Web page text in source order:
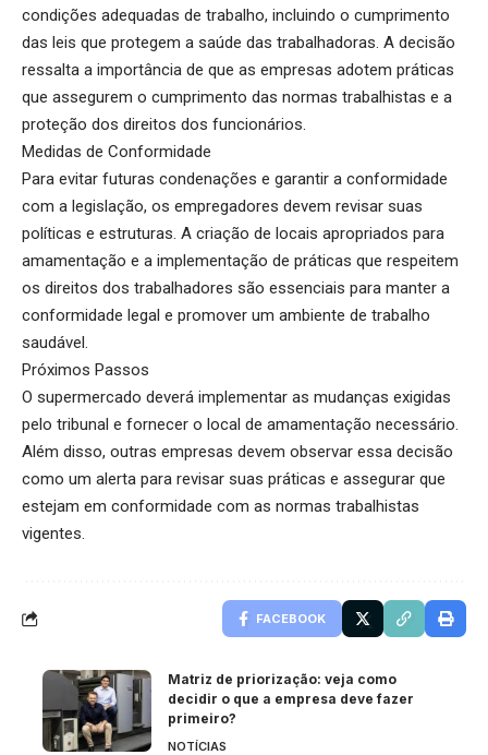
condições adequadas de trabalho, incluindo o cumprimento
das leis que protegem a saúde das trabalhadoras. A decisão
ressalta a importância de que as empresas adotem práticas
que assegurem o cumprimento das normas trabalhistas e a
proteção dos direitos dos funcionários.
Medidas de Conformidade
Para evitar futuras condenações e garantir a conformidade
com a legislação, os empregadores devem revisar suas
políticas e estruturas. A criação de locais apropriados para
amamentação e a implementação de práticas que respeitem
os direitos dos trabalhadores são essenciais para manter a
conformidade legal e promover um ambiente de trabalho
saudável.
Próximos Passos
O supermercado deverá implementar as mudanças exigidas
pelo tribunal e fornecer o local de amamentação necessário.
Além disso, outras empresas devem observar essa decisão
como um alerta para revisar suas práticas e assegurar que
estejam em conformidade com as normas trabalhistas
vigentes.
FACEBOOK
Matriz de priorização: veja como
decidir o que a empresa deve fazer
primeiro?
NOTÍCIAS